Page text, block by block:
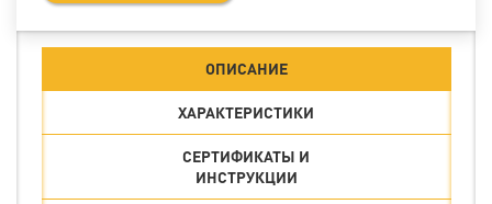
ОПИСАНИЕ
ХАРАКТЕРИСТИКИ
СЕРТИФИКАТЫ И
ИНСТРУКЦИИ